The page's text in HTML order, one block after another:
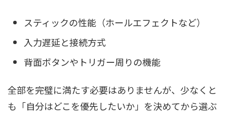
スティックの性能（ホールエフェクトなど）
入力遅延と接続方式
背面ボタンやトリガー周りの機能
全部を完璧に満たす必要はありませんが、少なくと
も「自分はどこを優先したいか」を決めてから選ぶ